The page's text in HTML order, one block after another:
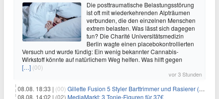
Die posttraumatische Belastungsstörung
ist oft mit wiederkehrenden Alpträumen
verbunden, die den einzelnen Menschen
extrem belasten. Was lässt sich dagegen
tun? Die Charité Universitätsmedizin
Berlin wagte einen placebokontrollierten
Versuch und wurde fündig: Ein wenig bekannter Cannabis-
Wirkstoff könnte auf natürlichem Weg helfen. Was hilft gegen
[…] (00)
vor 3 Stunden
08.08. 18:33 | (00) Gillette Fusion 5 Styler Barttrimmer und Rasierer (All in One) für 16€
08.08. 14:02 | (02) MediaMarkt: 3 Tonie-Figuren für 37€